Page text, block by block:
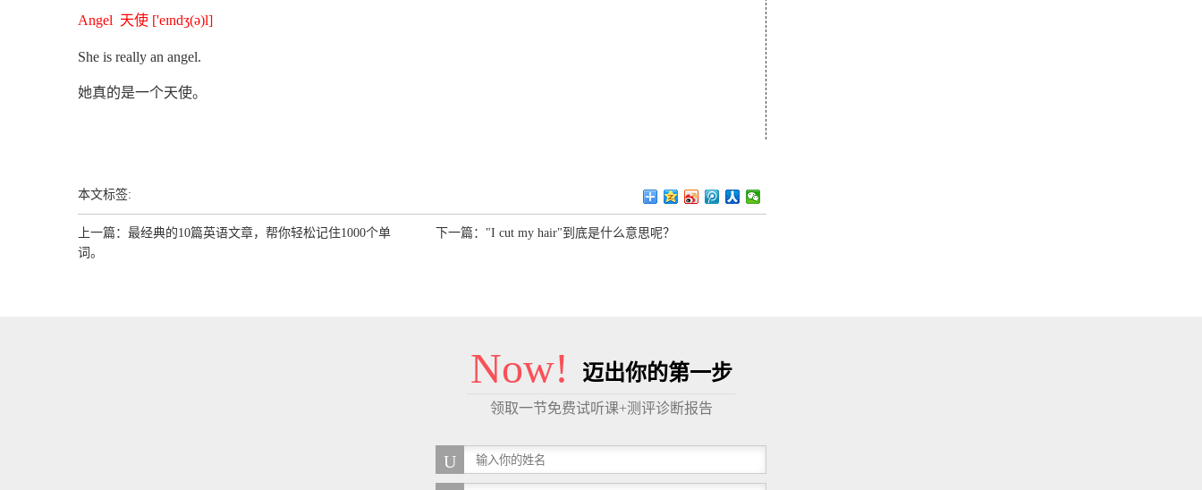
Angel 天使 ['eɪndʒ(ə)l]
She is really an angel.
她真的是一个天使。
本文标签:
上一篇： 最经典的10篇英语文章，帮你轻松记住1000个单
词。
下一篇： "I cut my hair"到底是什么意思呢？
Now! 迈出你的第一步
领取一节免费试听课+测评诊断报告